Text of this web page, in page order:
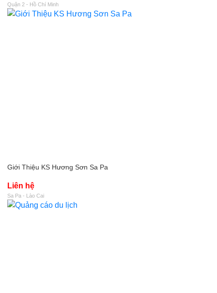
Quận 2 - Hồ Chí Minh
Giới Thiệu KS Hương Sơn Sa Pa
Liên hệ
Sa Pa - Lào Cai